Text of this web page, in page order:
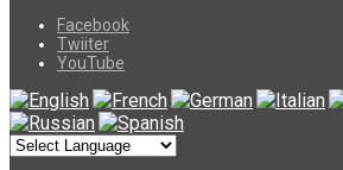
Facebook
Twiiter
YouTube